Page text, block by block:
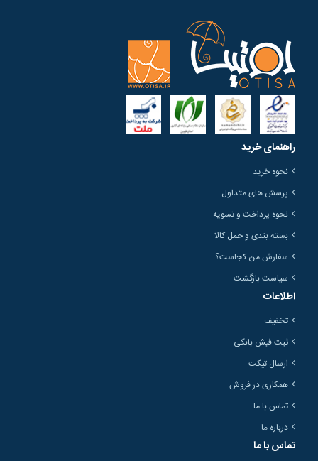
راهنمای خرید
نحوه خرید
پرسش های متداول
نحوه پرداخت و تسویه
بسته بندی و حمل کالا
سفارش من کجاست؟
سیاست بازگشت
اطلاعات
تخفیف
ثبت فیش بانکی
ارسال تیکت
همکاری در فروش
تماس با ما
درباره ما
تماس با ما